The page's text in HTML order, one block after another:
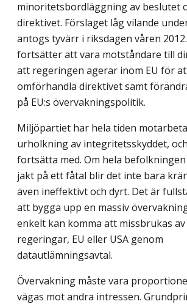
minoritets­bordläggning av beslutet
direktivet. Förslaget låg vilande
antogs tyvärr i riksdagen våren
fortsätter att vara motståndare till
att regeringen agerar inom EU för
omförhandla direktivet samt
på EU:s övervakningspolitik.
Miljöpartiet har hela tiden
urholkning av integritetsskyddet,
fortsätta med. Om hela
jakt på ett fåtal blir det inte bara
även ineffektivt och dyrt. Det är
att bygga upp en massiv
enkelt kan komma att missbrukas
regeringar, EU eller USA genom
datautlämningsavtal.
Övervakning måste vara
vägas mot andra intressen.